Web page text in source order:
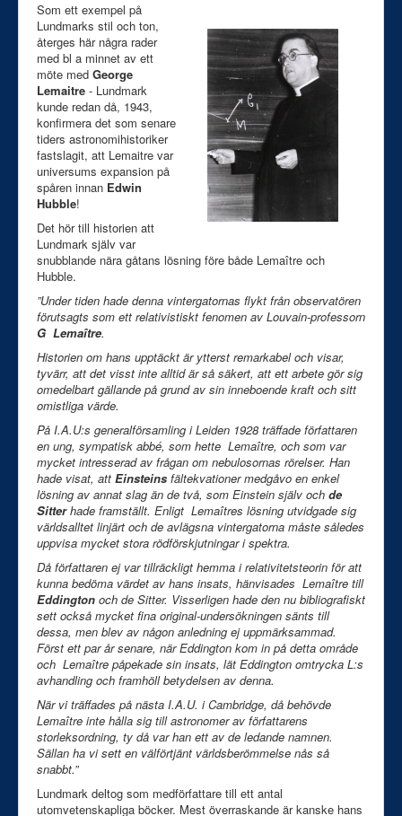
Som ett exempel på
Lundmarks stil och ton,
återges här några rader
med bl a minnet av ett
möte med George
Lemaitre - Lundmark
kunde redan då, 1943,
konfirmera det som senare
tiders astronomihistoriker
fastslagit, att Lemaitre var
universums expansion på
spåren innan Edwin
Hubble!
Det hör till historien att
Lundmark själv var
snubblande nära gåtans lösning före både Lemaître och
Hubble.
”Under tiden hade denna vintergatornas flykt från observatören
förutsagts som ett relativistiskt fenomen av Louvain-professorn
G Lemaître.
Historien om hans upptäckt är ytterst remarkabel och visar,
tyvärr, att det visst inte alltid är så säkert, att ett arbete gör sig
omedelbart gällande på grund av sin inneboende kraft och sitt
omistliga värde.
På I.A.U:s generalförsamling i Leiden 1928 träffade författaren
en ung, sympatisk abbé, som hette Lemaître, och som var
mycket intresserad av frågan om nebulosornas rörelser. Han
hade visat, att Einsteins fältekvationer medgåvo en enkel
lösning av annat slag än de två, som Einstein själv och de
Sitterhade framställt. Enligt Lemaîtres lösning utvidgade sig
världsalltet linjärt och de avlägsna vintergatorna måste således
uppvisa mycket stora rödförskjutningar i spektra.
Då författaren ej var tillräckligt hemma i relativitetsteorin för att
kunna bedöma värdet av hans insats, hänvisades Lemaître till
Eddington och de Sitter. Visserligen hade den nu bibliografiskt
sett också mycket fina original-undersökningen sänts till
dessa, men blev av någon anledning ej uppmärksammad.
Först ett par år senare, när Eddington kom in på detta område
och Lemaître påpekade sin insats, lät Eddington omtrycka L:s
avhandling och framhöll betydelsen av denna.
När vi träffades på nästa I.A.U. i Cambridge, då behövde
Lemaître inte hålla sig till astronomer av författarens
storleksordning, ty då var han ett av de ledande namnen.
Sällan ha vi sett en välförtjänt världsberömmelse nås så
snabbt.”
Lundmark deltog som medförfattare till ett antal
utomvetenskapliga böcker. Mest överraskande är kanske hans